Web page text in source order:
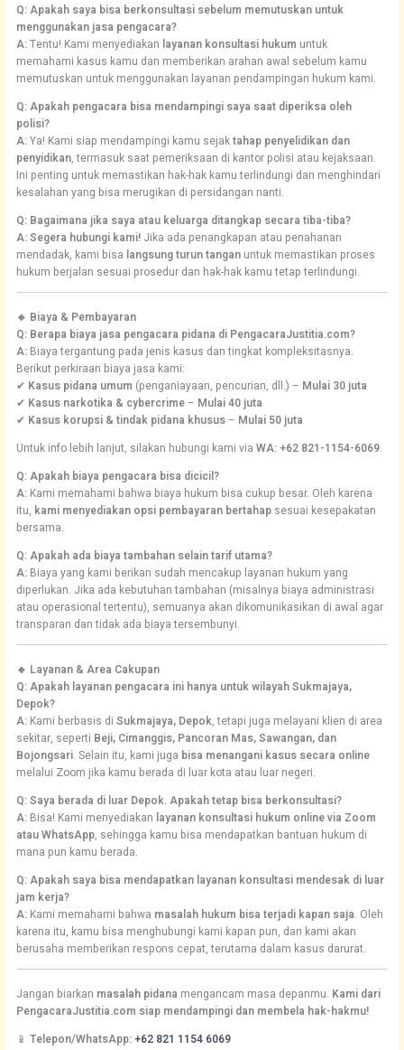
Q: Apakah saya bisa berkonsultasi sebelum memutuskan untuk
menggunakan jasa pengacara?
A:Tentu! Kami menyediakan layanan konsultasi hukum untuk
memahami kasus kamu dan memberikan arahan awal sebelum kamu
memutuskan untuk menggunakan layanan pendampingan hukum kami.
Q: Apakah pengacara bisa mendampingi saya saat diperiksa oleh
polisi?
A:Ya! Kami siap mendampingi kamu sejaktahap penyelidikan dan
penyidikan, termasuk saat pemeriksaan di kantor polisi atau kejaksaan.
Ini penting untuk memastikan hak-hak kamu terlindungi dan menghindari
kesalahan yang bisa merugikan di persidangan nanti.
Q: Bagaimana jika saya atau keluarga ditangkap secara tiba-tiba?
A:Segera hubungi kami! Jika ada penangkapan atau penahanan
mendadak, kami bisa langsung turun tangan untuk memastikan proses
hukum berjalan sesuai prosedur dan hak-hak kamu tetap terlindungi.
🔹 Biaya & Pembayaran
Q: Berapa biaya jasa pengacara pidana di PengacaraJustitia.com?
A: Biaya tergantung pada jenis kasus dan tingkat kompleksitasnya.
Berikut perkiraan biaya jasa kami:
✔ Kasus pidana umum (penganiayaan, pencurian, dll.) – Mulai 30 juta
✔ Kasus narkotika & cybercrime– Mulai 40 juta
✔ Kasus korupsi & tindak pidana khusus– Mulai 50 juta
Untuk info lebih lanjut, silakan hubungi kami viaWA: +62 821-1154-6069.
Q: Apakah biaya pengacara bisa dicicil?
A: Kami memahami bahwa biaya hukum bisa cukup besar. Oleh karena
itu, kami menyediakan opsi pembayaran bertahap sesuai kesepakatan
bersama.
Q: Apakah ada biaya tambahan selain tarif utama?
A: Biaya yang kami berikan sudah mencakup layanan hukum yang
diperlukan. Jika ada kebutuhan tambahan (misalnya biaya administrasi
atau operasional tertentu), semuanya akan dikomunikasikan di awal agar
transparan dan tidak ada biaya tersembunyi.
🔹 Layanan & Area Cakupan
Q: Apakah layanan pengacara ini hanya untuk wilayah Sukmajaya,
Depok?
A: Kami berbasis diSukmajaya, Depok, tetapi juga melayani klien di area
sekitar, seperti Beji, Cimanggis, Pancoran Mas, Sawangan, dan
Bojongsari. Selain itu, kami juga bisa menangani kasus secara online
melalui Zoom jika kamu berada di luar kota atau luar negeri.
Q: Saya berada di luar Depok. Apakah tetap bisa berkonsultasi?
A: Bisa! Kami menyediakan layanan konsultasi hukum online via Zoom
atau WhatsApp, sehingga kamu bisa mendapatkan bantuan hukum di
mana pun kamu berada.
Q: Apakah saya bisa mendapatkan layanan konsultasi mendesak di luar
jam kerja?
A: Kami memahami bahwa masalah hukum bisa terjadi kapan saja. Oleh
karena itu, kamu bisa menghubungi kami kapan pun, dan kami akan
berusaha memberikan respons cepat, terutama dalam kasus darurat.
Jangan biarkan masalah pidana mengancam masa depanmu. Kami dari
PengacaraJustitia.com siap mendampingi dan membela hak-hakmu!
📱Telepon/WhatsApp:+62 821 1154 6069